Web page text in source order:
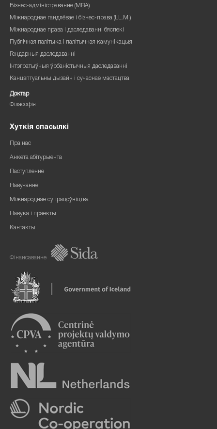
Бізнес-адміністраванне (MBA)
Міжнароднае гандлёвае і бізнес-права (LL.M.)
Міжнароднае права і даследаванні бяспекі
Публічная палітыка і палітычная камунікацыя
Гендарныя даследаванні
Інтэгратыўныя ўрбаністычныя даследаванні
Канцэптуальны дызайн і сучаснае мастацтва
Доктар
Філасофія
Хуткія спасылкі
Пра нас
Анкета абітурыента
Паступленне
Навучанне
Міжнароднае супрацоўніцтва
Навука і праекты
Кантакты
Фінансаванне